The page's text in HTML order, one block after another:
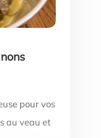
pour vos
au veau et